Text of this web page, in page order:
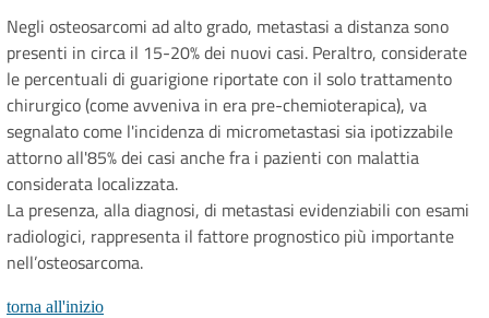
Negli osteosarcomi ad alto grado, metastasi a distanza sono
presenti in circa il 15-20% dei nuovi casi. Peraltro, considerate
le percentuali di guarigione riportate con il solo trattamento
chirurgico (come avveniva in era pre-chemioterapica), va
segnalato come l'incidenza di micrometastasi sia ipotizzabile
attorno all'85% dei casi anche fra i pazienti con malattia
considerata localizzata.
La presenza, alla diagnosi, di metastasi evidenziabili con esami
radiologici, rappresenta il fattore prognostico più importante
nell’osteosarcoma.
torna all'inizio